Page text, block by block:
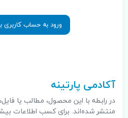
ورود به حساب کاربری
آکادمی پارتینه
در رابطه با این محصول، مطالب یا
منتشر شده‌اند. برای کسب اطلاعات